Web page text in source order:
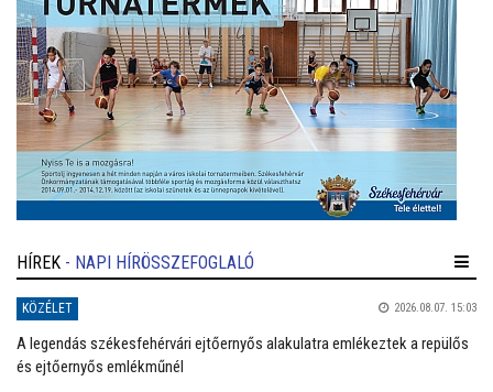
HÍREK - NAPI HÍRÖSSZEFOGLALÓ
KÖZÉLET 2026.08.07. 15:03
A legendás székesfehérvári ejtőernyős alakulatra emlékeztek a repülős
és ejtőernyős emlékműnél